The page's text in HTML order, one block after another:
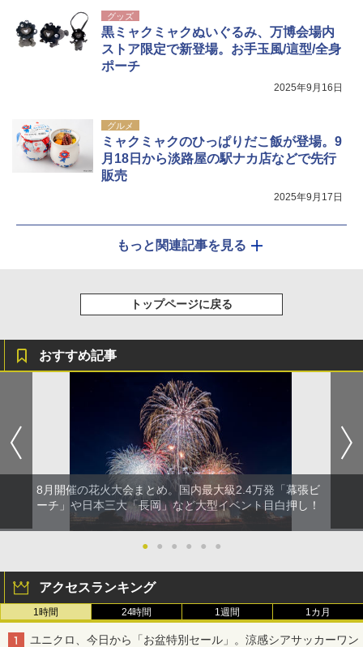
グッズ
黒ミャクミャクぬいぐるみ、万博会場内
ストア限定で新登場。お手玉風/這型/全身
ポーチ
2025年9月16日
グルメ
ミャクミャクのひっぱりだこ飯が登場。9
月18日から淡路屋の駅ナカ店などで先行
販売
2025年9月17日
もっと関連記事を見る
トップページに戻る
おすすめ記事
8月開催の花火大会まとめ。国内最大級2.4万発「幕張ビ
ーチ」や日本三大「長岡」など大型イベント目白押し！
● ● ● ● ● ●
アクセスランキング
1時間 24時間 1週間 1カ月
ユニクロ、今日から「お盆特別セール」。涼感シアサッカーワン